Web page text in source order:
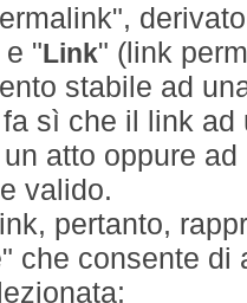
e "Link" (link
stabile ad
sì che il link
atto oppure
valido.
pertanto,
che consente